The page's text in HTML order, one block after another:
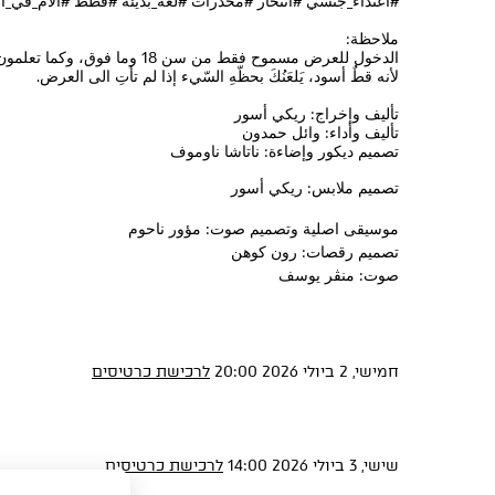
ملاحظة:
الدخول للعرض مسموح فقط من سن 18 وما فوق، وكما تعلمون:
لأنه قطٌ أسود، يَلعَنُكَ بحظّهِ السّيء إذا لم تأتِ الى العرض.
تأليف وإخراج: ريكي أسور
تأليف وأداء: وائل حمدون
تصميم ديكور وإضاءة: ناتاشا ناوموف
تصميم ملابس: ريكي أسور
موسيقى اصلية وتصميم صوت: مؤور ناحوم
تصميم رقصات: رون كوهن
صوت: منڤر يوسف
חמישי, 2 ביולי 2026 20:00 לרכישת כרטיסים
שישי, 3 ביולי 2026 14:00 לרכישת כרטיסים